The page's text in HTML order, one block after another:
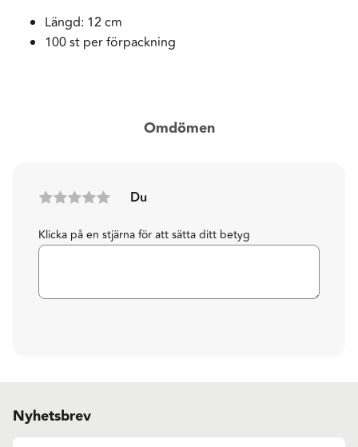
Längd: 12 cm
100 st per förpackning
Omdömen
Du
Klicka på en stjärna för att sätta ditt betyg
Nyhetsbrev